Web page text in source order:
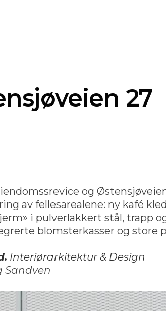
27
og
av fellesarealene: ny kafé
i pulverlakkert stål, trapp
blomsterkasser og store
Interiørarkitektur & Design
Sandven